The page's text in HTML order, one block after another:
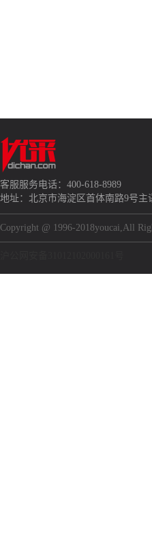
客服服务电话：400-618-8989
地址：北京市海淀区首体南路9号主
Copyright @ 1996-2018youcai,All